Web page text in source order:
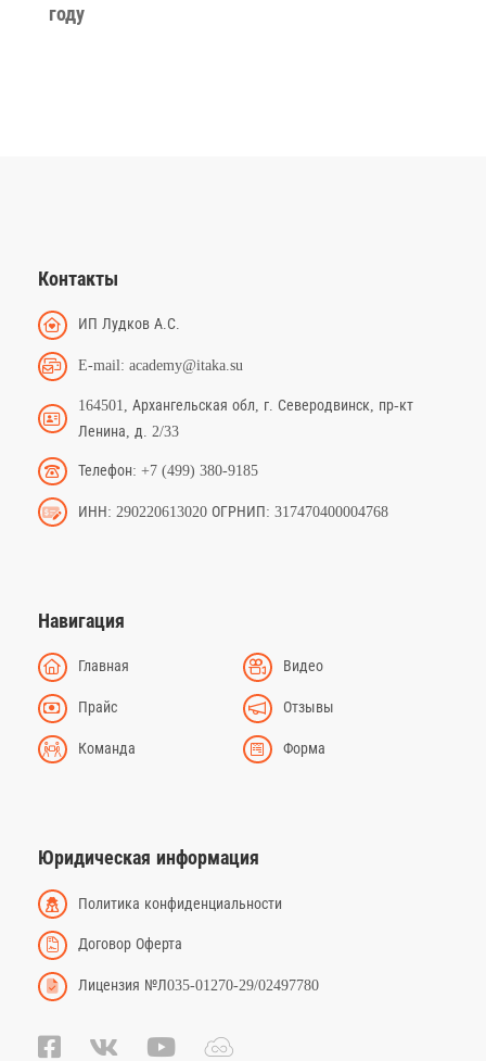
году
Контакты
ИП Лудков А.С.
E-mail: academy@itaka.su
164501, Архангельская обл, г. Северодвинск, пр-кт
Ленина, д. 2/33
Телефон: +7 (499) 380-9185
ИНН: 290220613020 ОГРНИП: 317470400004768
Навигация
Главная Видео
Прайс Отзывы
Команда Форма
Юридическая информация
Политика конфиденциальности
Договор Оферта
Лицензия №Л035-01270-29/02497780